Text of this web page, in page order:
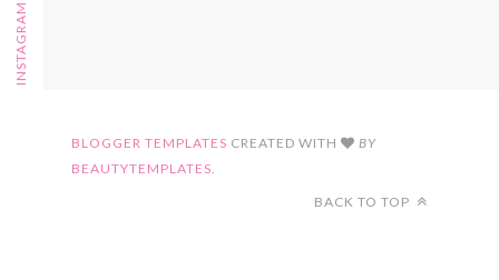
FOLLOW ON INSTAGRAM BLOGGER TEMPLATES CREATED WITH
BY
BEAUTYTEMPLATES.
BACK TO TOP